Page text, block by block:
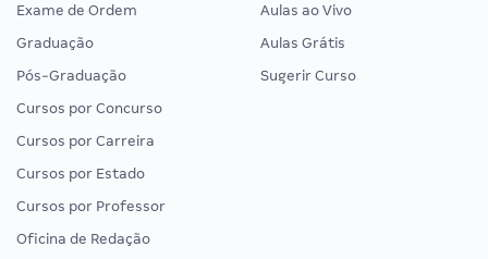
Exame de Ordem
Graduação
Pós-Graduação
Cursos por Concurso
Cursos por Carreira
Cursos por Estado
Cursos por Professor
Oficina de Redação
Aulas ao Vivo
Aulas Grátis
Sugerir Curso